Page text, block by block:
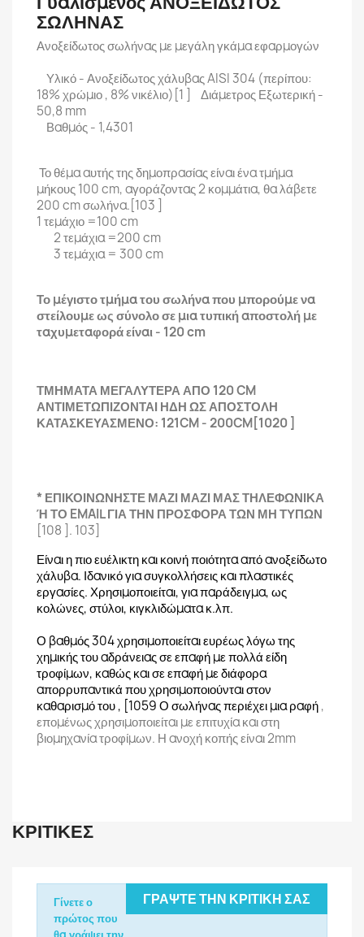
ΣΩΛΗΝΑΣ
Ανοξείδωτος σωλήνας με μεγάλη γκάμα εφαρμογών
Υλικό - Ανοξείδωτος χάλυβας AISI 304 (περίπου:
18% χρώμιο , 8% νικέλιο)[1 ] Διάμετρος Εξωτερική -
50,8 mm
Βαθμός - 1,4301
Το θέμα αυτής της δημοπρασίας είναι ένα τμήμα
μήκους 100 cm, αγοράζοντας 2 κομμάτια, θα λάβετε
200 cm σωλήνα.[103 ]
1 τεμάχιο =100 cm
2 τεμάχια =200 cm
3 τεμάχια = 300 cm
Το μέγιστο τμήμα του σωλήνα που μπορούμε να
στείλουμε ως σύνολο σε μια τυπική αποστολή με
ταχυμεταφορά είναι - 120 cm
ΤΜΗΜΑΤΑ ΜΕΓΑΛΥΤΕΡΑ ΑΠΟ 120 CM
ΑΝΤΙΜΕΤΩΠΙΖΟΝΤΑΙ ΗΔΗ ΩΣ ΑΠΟΣΤΟΛΗ
ΚΑΤΑΣΚΕΥΑΣΜΕΝΟ: 121CM - 200CM[1020 ]
* ΕΠΙΚΟΙΝΩΝΗΣΤΕ ΜΑΖΙ ΜΑΖΙ ΜΑΣ ΤΗΛΕΦΩΝΙΚΑ
Ή ΤΟ EMAIL ΓΙΑ ΤΗΝ ΠΡΟΣΦΟΡΑ ΤΩΝ ΜΗ ΤΥΠΩΝ
[108 ]. 103]
Είναι η πιο ευέλικτη και κοινή ποιότητα από ανοξείδωτο
χάλυβα. Ιδανικό για συγκολλήσεις και πλαστικές
εργασίες. Χρησιμοποιείται, για παράδειγμα, ως
κολώνες, στύλοι, κιγκλιδώματα κ.λπ.
Ο βαθμός 304 χρησιμοποιείται ευρέως λόγω της
χημικής του αδράνειας σε επαφή με πολλά είδη
τροφίμων, καθώς και σε επαφή με διάφορα
απορρυπαντικά που χρησιμοποιούνται στον
καθαρισμό του , [1059 Ο σωλήνας περιέχει μια ραφή,
επομένως χρησιμοποιείται με επιτυχία και στη
βιομηχανία τροφίμων. Η ανοχή κοπής είναι 2mm
ΚΡΙΤΙΚΈΣ
ΓΡΆΨΤΕ ΤΗΝ ΚΡΙΤΙΚΉ ΣΑΣ
Γίνετε ο
πρώτος που